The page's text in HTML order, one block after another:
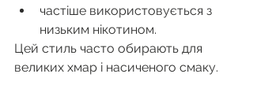
частіше використовується з
низьким нікотином.
Цей стиль часто обирають для
великих хмар і насиченого смаку.